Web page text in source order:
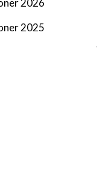
2026
2025